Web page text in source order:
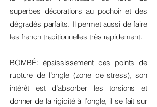
superbes décorations au pochoir et des
dégradés parfaits. Il permet aussi de faire
les french traditionnelles très rapidement.
BOMBÉ: épaississement des points de
rupture de l’ongle (zone de stress), son
intérêt est d’absorber les torsions et
donner de la rigidité à l’ongle, il se fait sur